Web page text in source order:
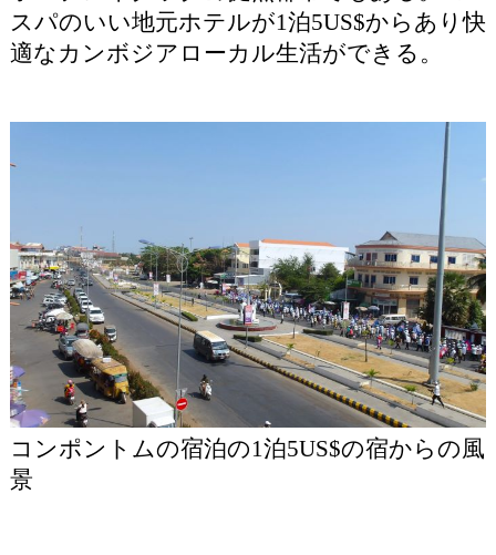
スパのいい地元ホテルが1泊5US$からあり快
適なカンボジアローカル生活ができる。
コンポントムの宿泊の1泊5US$の宿からの風
景